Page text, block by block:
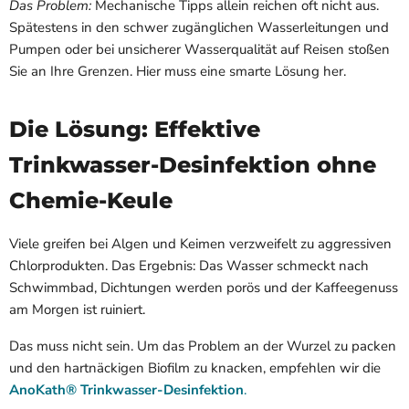
Das Problem: Mechanische Tipps allein reichen oft nicht aus.
Spätestens in den schwer zugänglichen Wasserleitungen und
Pumpen oder bei unsicherer Wasserqualität auf Reisen stoßen
Sie an Ihre Grenzen. Hier muss eine smarte Lösung her.
Die Lösung: Effektive
Trinkwasser-Desinfektion ohne
Chemie-Keule
Viele greifen bei Algen und Keimen verzweifelt zu aggressiven
Chlorprodukten. Das Ergebnis: Das Wasser schmeckt nach
Schwimmbad, Dichtungen werden porös und der Kaffeegenuss
am Morgen ist ruiniert.
Das muss nicht sein. Um das Problem an der Wurzel zu packen
und den hartnäckigen Biofilm zu knacken, empfehlen wir die
AnoKath® Trinkwasser-Desinfektion.